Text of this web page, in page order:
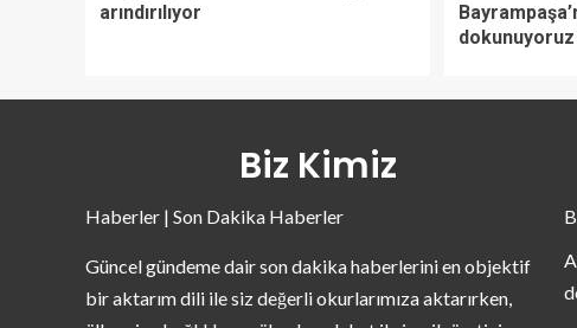
arındırılıyor
dokunuyoruz
Biz Kimiz
Haberler | Son Dakika Haberler
Güncel gündeme dair son dakika haberlerini en objektif
bir aktarım dili ile siz değerli okurlarımıza aktarırken,